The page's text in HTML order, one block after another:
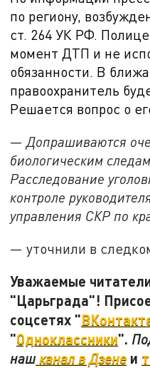
по региону,
ст. 264 УК РФ.
момент ДТП и не
обязанности. В
правоохранитель
Решается вопрос о
— Допрашиваются
биологическим
Расследование
контроле
управления СКР по
— уточнили в
Уважаемые
"Царьграда"!
соцсетях "
"Одноклассники".
наш канал в Дзене и